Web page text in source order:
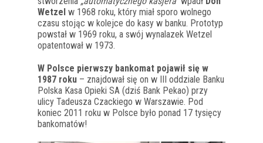
Wetzel w 1968 roku, który miał sporo wolnego
czasu stojąc w kolejce do kasy w banku. Prototyp
powstał w 1969 roku, a swój wynalazek Wetzel
opatentował w 1973.
W Polsce pierwszy bankomat pojawił się w
1987 roku – znajdował się on w III oddziale Banku
Polska Kasa Opieki SA (dziś Bank Pekao) przy
ulicy Tadeusza Czackiego w Warszawie. Pod
koniec 2011 roku w Polsce było ponad 17 tysięcy
bankomatów!